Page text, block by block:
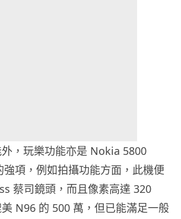
，玩樂功能亦是 Nokia 5800
項，例如拍攝功能方面，此機便
蔡司鏡頭，而且像素高達 320
N96 的 500 萬，但已能滿足一般